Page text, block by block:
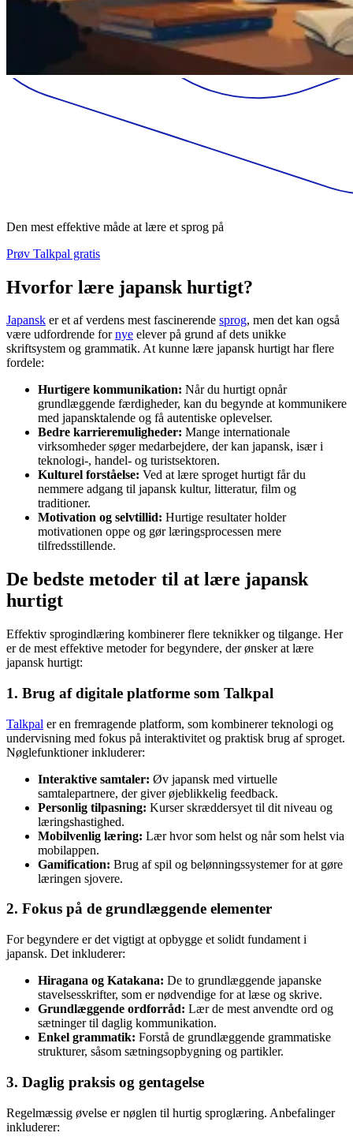
Den mest effektive måde at lære et sprog på
Prøv Talkpal gratis
Hvorfor lære japansk hurtigt?
Japansk er et af verdens mest fascinerende sprog, men det kan også
være udfordrende fornye elever på grund af dets unikke
skriftsystem og grammatik. At kunne lære japansk hurtigt har flere
fordele:
Hurtigere kommunikation: Når du hurtigt opnår
grundlæggende færdigheder, kan du begynde at kommunikere
med japansktalende og få autentiske oplevelser.
Bedre karrieremuligheder: Mange internationale
virksomheder søger medarbejdere, der kan japansk, især i
teknologi-, handel- og turistsektoren.
Kulturel forståelse: Ved at lære sproget hurtigt får du
nemmere adgang til japansk kultur, litteratur, film og
traditioner.
Motivation og selvtillid: Hurtige resultater holder
motivationen oppe og gør læringsprocessen mere
tilfredsstillende.
De bedste metoder til at lære japansk
hurtigt
Effektiv sprogindlæring kombinerer flere teknikker og tilgange. Her
er de mest effektive metoder for begyndere, der ønsker at lære
japansk hurtigt:
1. Brug af digitale platforme som Talkpal
Talkpal er en fremragende platform, som kombinerer teknologi og
undervisning med fokus på interaktivitet og praktisk brug af sproget.
Nøglefunktioner inkluderer:
Interaktive samtaler: Øv japansk med virtuelle
samtalepartnere, der giver øjeblikkelig feedback.
Personlig tilpasning: Kurser skræddersyet til dit niveau og
læringshastighed.
Mobilvenlig læring: Lær hvor som helst og når som helst via
mobilappen.
Gamification: Brug af spil og belønningssystemer for at gøre
læringen sjovere.
2. Fokus på de grundlæggende elementer
For begyndere er det vigtigt at opbygge et solidt fundament i
japansk. Det inkluderer:
Hiragana og Katakana: De to grundlæggende japanske
stavelsesskrifter, som er nødvendige for at læse og skrive.
Grundlæggende ordforråd: Lær de mest anvendte ord og
sætninger til daglig kommunikation.
Enkel grammatik: Forstå de grundlæggende grammatiske
strukturer, såsom sætningsopbygning og partikler.
3. Daglig praksis og gentagelse
Regelmæssig øvelse er nøglen til hurtig sproglæring. Anbefalinger
inkluderer: